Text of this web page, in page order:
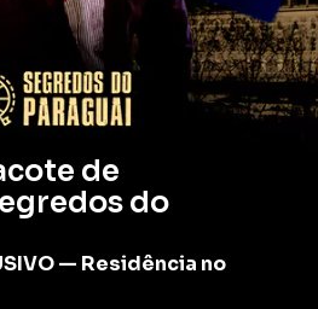
de
do
— Residência no